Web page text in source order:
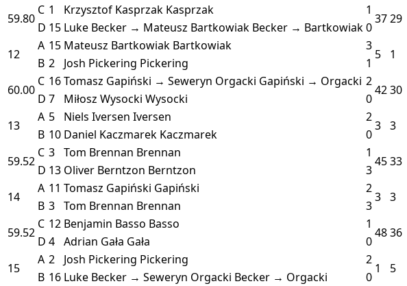
59.80
C 1 Krzysztof Kasprzak Kasprzak 1
3729
D 15 Luke Becker → Mateusz Bartkowiak Becker → Bartkowiak0
12
A 15 Mateusz Bartkowiak Bartkowiak 3
5 1
B 2 Josh Pickering Pickering
1
60.00
C 16Tomasz Gapiński → Seweryn Orgacki Gapiński → Orgacki 2
4230
D 7 Miłosz Wysocki Wysocki
0
13
A 5 Niels Iversen Iversen 2
3 3
B 10 Daniel Kaczmarek Kaczmarek
0
59.52
C 3 Tom Brennan Brennan 1
4533
D 13 Oliver Berntzon Berntzon
3
14
A 11 Tomasz Gapiński Gapiński 2
3 3
B 3 Tom Brennan Brennan
3
59.52
C 12 Benjamin Basso Basso 1
4836
D 4 Adrian Gała Gała
0
15
A 2 Josh Pickering Pickering 2
1 5
B 16 Luke Becker → Seweryn Orgacki Becker → Orgacki
0